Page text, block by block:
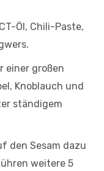
Öl, Chili-Paste,
einer großen
Knoblauch und
ständigem
den Sesam dazu
weitere 5